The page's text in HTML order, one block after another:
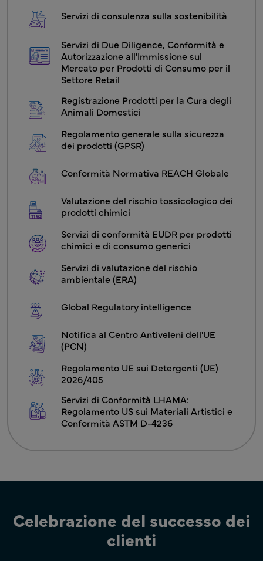
Servizi di consulenza sulla sostenibilità
CSRA - Menu servizio2 Prodotti chimici
Servizi di Due Diligence, Conformità e
Autorizzazione all'Immissione sul
Mercato per Prodotti di Consumo per il
Settore Retail
Registrazione Prodotti per la Cura degli
Animali Domestici
Regolamento generale sulla sicurezza
dei prodotti (GPSR)
Conformità Normativa REACH Globale
Valutazione del rischio tossicologico dei
prodotti chimici
Servizi di conformità EUDR per prodotti
chimici e di consumo generici
Servizi di valutazione del rischio
ambientale (ERA)
Global Regulatory intelligence
Notifica al Centro Antiveleni dell'UE
(PCN)
Regolamento UE sui Detergenti (UE)
2026/405
Servizi di Conformità LHAMA:
Regolamento US sui Materiali Artistici e
Conformità ASTM D-4236
Celebrazione del successo dei
clienti